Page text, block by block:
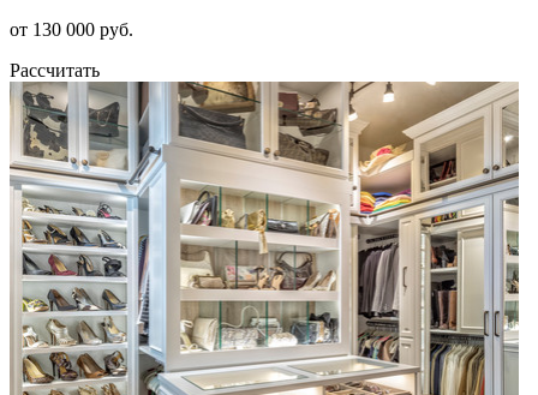
от 130 000 руб.
Рассчитать